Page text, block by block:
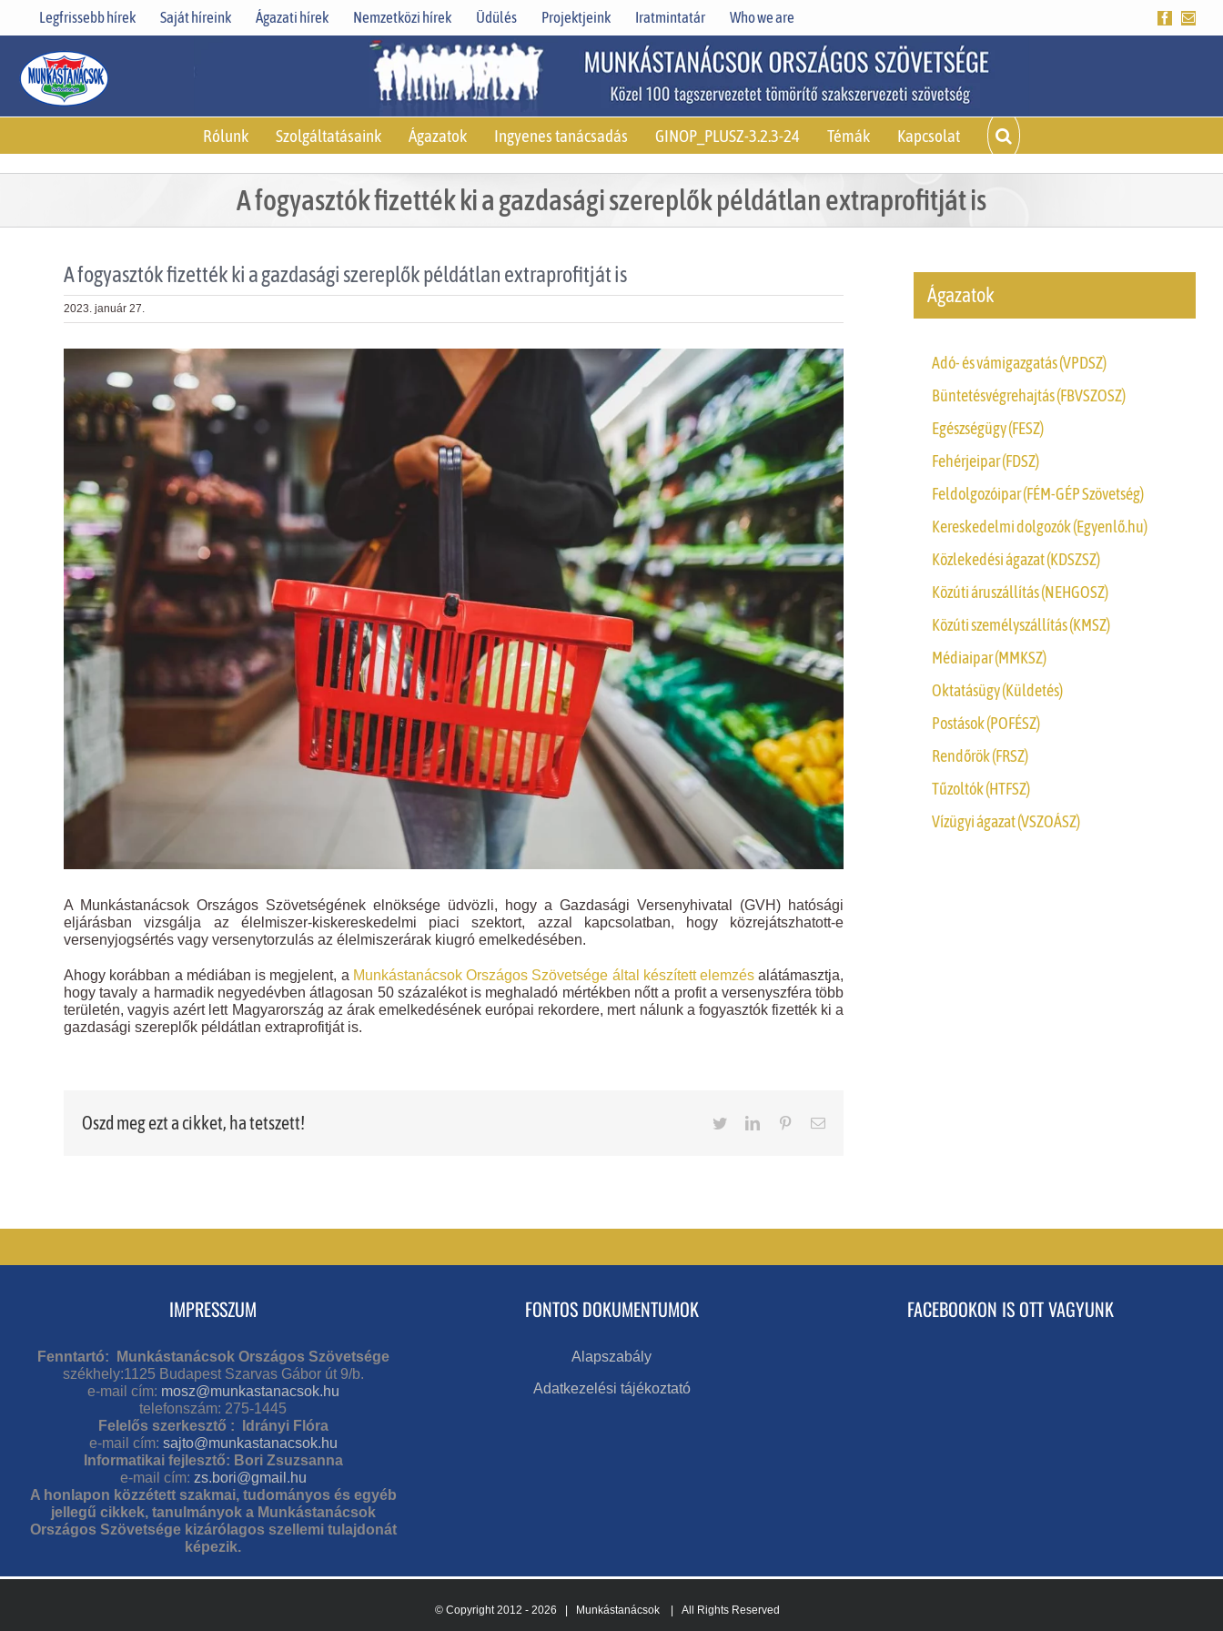
Legfrissebb hírek Saját híreink Ágazati hírek Nemzetközi hírek Üdülés Projektjeink Iratmintatár Who we are Facebook
Rólunk Szolgáltatásaink Ágazatok Ingyenes tanácsadás GINOP_PLUSZ-3.2.3-24 Témák Kapcsolat
A fogyasztók fizették ki a gazdasági szereplők példátlan extraprofitját is
A fogyasztók fizették ki a gazdasági szereplők példátlan extraprofitját is
2023. január 27.
Larger
Image
A Munkástanácsok Országos Szövetségének elnöksége üdvözli, hogy a Gazdasági Versenyhivatal (GVH) hatósági
eljárásban vizsgálja az élelmiszer-kiskereskedelmi piaci szektort, azzal kapcsolatban, hogy közrejátszhatott-e
versenyjogsértés vagy versenytorzulás az élelmiszerárak kiugró emelkedésében.
Ahogy korábban a médiában is megjelent, a Munkástanácsok Országos Szövetsége által készített elemzés alátámasztja,
hogy tavaly a harmadik negyedévben átlagosan 50 százalékot is meghaladó mértékben nőtt a profit a versenyszféra több
területén, vagyis azért lett Magyarország az árak emelkedésének európai rekordere, mert nálunk a fogyasztók fizették ki a
gazdasági szereplők példátlan extraprofitját is.
Oszd meg ezt a cikket, ha tetszett! TwitterLinkedInPinterestEmail
Ágazatok
Adó- és vámigazgatás (VPDSZ)
Büntetésvégrehajtás (FBVSZOSZ)
Egészségügy (FESZ)
Fehérjeipar (FDSZ)
Feldolgozóipar (FÉM-GÉP Szövetség)
Kereskedelmi dolgozók (Egyenlő.hu)
Közlekedési ágazat (KDSZSZ)
Közúti áruszállítás (NEHGOSZ)
Közúti személyszállítás (KMSZ)
Médiaipar (MMKSZ)
Oktatásügy (Küldetés)
Postások (POFÉSZ)
Rendőrök (FRSZ)
Tűzoltók (HTFSZ)
Vízügyi ágazat (VSZOÁSZ)
IMPRESSZUM
Fenntartó: Munkástanácsok Országos Szövetsége
székhely:1125 Budapest Szarvas Gábor út 9/b.
e-mail cím: mosz@munkastanacsok.hu
telefonszám: 275-1445
Felelős szerkesztő : Idrányi Flóra
e-mail cím: sajto@munkastanacsok.hu
Informatikai fejlesztő: Bori Zsuzsanna
e-mail cím: zs.bori@gmail.hu
A honlapon közzétett szakmai, tudományos és egyéb
jellegű cikkek, tanulmányok a Munkástanácsok
Országos Szövetsége kizárólagos szellemi tulajdonát
képezik.
FONTOS DOKUMENTUMOK
Alapszabály
Adatkezelési tájékoztató
FACEBOOKON IS OTT VAGYUNK
© Copyright 2012 - 2026 | Munkástanácsok | All Rights Reserved